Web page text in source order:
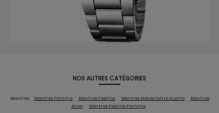
NOS AUTRES CATÉGORIES
Montres : Montres Femme Montres Festina Montres Mécanisme quartz
Montres
Acier
Montres Festina Femme